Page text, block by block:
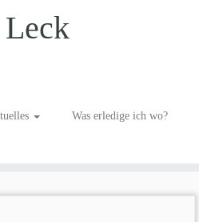
Leck
Was erledige ich wo?